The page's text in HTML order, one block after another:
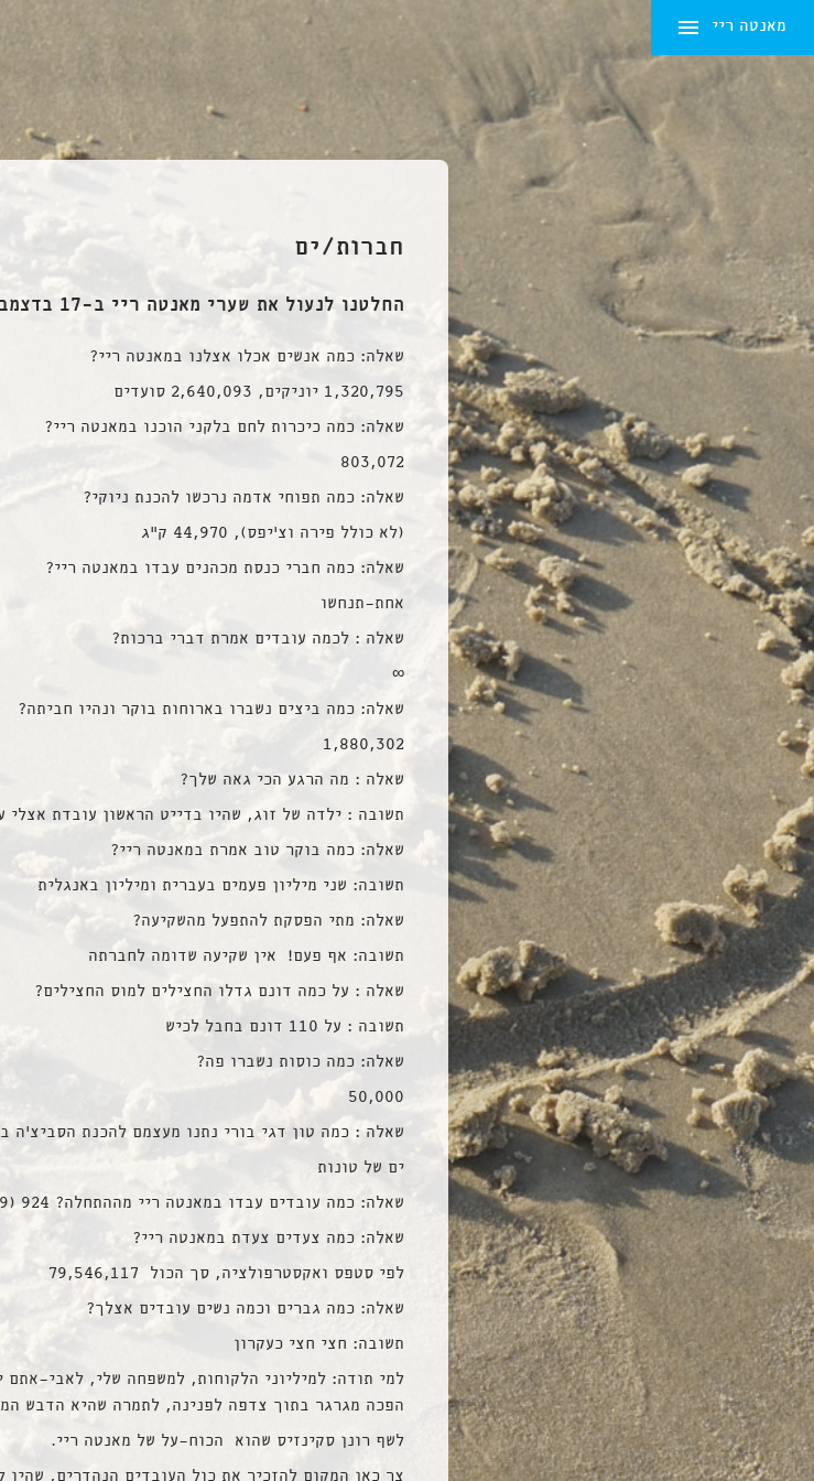
מאנטה ריי
חברות/ים
החלטנו לנעול את שערי מאנטה ריי ב-17 בדצמבר 2026
שאלה: כמה אנשים אכלו אצלנו במאנטה ריי?
1,320,795 יוניקים, 2,640,093 סועדים
שאלה: כמה כיכרות לחם בלקני הוכנו במאנטה ריי?
803,072
שאלה: כמה תפוחי אדמה נרכשו להכנת ניוקי?
(לא כולל פירה וצ’יפס), 44,970 ק”ג
שאלה: כמה חברי כנסת מכהנים עבדו במאנטה ריי?
אחת-תנחשו
שאלה : לכמה עובדים אמרת דברי ברכות?
∞
שאלה: כמה ביצים נשברו בארוחות בוקר ונהיו חביתה?
1,880,302
שאלה : מה הרגע הכי גאה שלך?
תשובה : ילדה של זוג, שהיו בדייט הראשון עובדת אצלי
שאלה: כמה בוקר טוב אמרת במאנטה ריי?
תשובה: שני מיליון פעמים בעברית ומיליון באנגלית
שאלה: מתי הפסקת להתפעל מהשקיעה?
תשובה: אף פעם! אין שקיעה שדומה לחברתה
שאלה : על כמה דונם גדלו החצילים למוס החצילים?
תשובה : על 110 דונם בחבל לכיש
שאלה: כמה כוסות נשברו פה?
50,000
שאלה : כמה טון דגי בורי נתנו מעצמם להכנת הסביצ’ה
ים של טונות
שאלה: כמה עובדים עבדו במאנטה ריי מההתחלה? 924 (9 מהם רופאים)
שאלה: כמה צעדים צעדת במאנטה ריי?
לפי סטפס ואקסטרפולציה, סך הכול 79,546,117
שאלה: כמה גברים וכמה נשים עובדים אצלך?
תשובה: חצי חצי כעקרון
למי תודה: למיליוני הלקוחות, למשפחה שלי, לאבי-אתם
הפכה מגרגר בתוך צדפה לפנינה, לתמרה שהיא הדבש
לשף רונן סקינזיס שהוא הכוח-על של מאנטה ריי.
צר כאן המקום להזכיר את כול העובדים הנהדרים, שהיו